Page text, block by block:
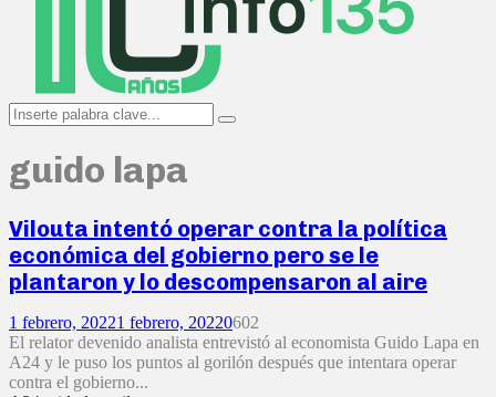
Search
for:
Search
guido lapa
Vilouta intentó operar contra la política
económica del gobierno pero se le
plantaron y lo descompensaron al aire
1 febrero, 20221 febrero, 20220602
El relator devenido analista entrevistó al economista Guido Lapa en
A24 y le puso los puntos al gorilón después que intentara operar
contra el gobierno...